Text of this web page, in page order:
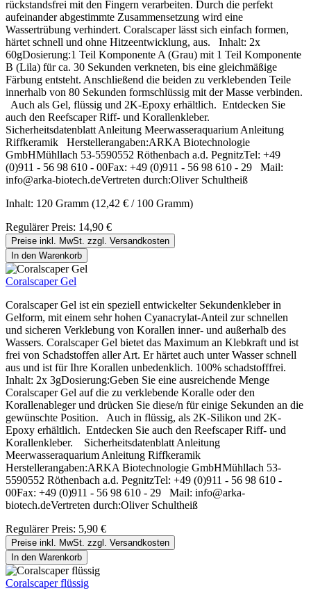
rückstandsfrei mit den Fingern verarbeiten. Durch die perfekt
aufeinander abgestimmte Zusammensetzung wird eine
Wassertrübung verhindert. Coralscaper lässt sich einfach formen,
härtet schnell und ohne Hitzeentwicklung, aus. Inhalt: 2x
60gDosierung:1 Teil Komponente A (Grau) mit 1 Teil Komponente
B (Lila) für ca. 30 Sekunden verkneten, bis eine gleichmäßige
Färbung entsteht. Anschließend die beiden zu verklebenden Teile
innerhalb von 80 Sekunden formschlüssig mit der Masse verbinden.
Auch als Gel, flüssig und 2K-Epoxy erhältlich. Entdecken Sie
auch den Reefscaper Riff- und Korallenkleber.
Sicherheitsdatenblatt Anleitung Meerwasseraquarium Anleitung
Riffkeramik Herstellerangaben:ARKA Biotechnologie
GmbHMühllach 53-5590552 Röthenbach a.d. PegnitzTel: +49
(0)911 - 56 98 610 - 00Fax: +49 (0)911 - 56 98 610 - 29 Mail:
info@arka-biotech.deVertreten durch:Oliver Schultheiß
Inhalt: 120 Gramm (12,42 € / 100 Gramm)
Regulärer Preis: 14,90 €
Preise inkl. MwSt. zzgl. Versandkosten
In den Warenkorb
Coralscaper Gel
Coralscaper Gel ist ein speziell entwickelter Sekundenkleber in
Gelform, mit einem sehr hohen Cyanacrylat-Anteil zur schnellen
und sicheren Verklebung von Korallen inner- und außerhalb des
Wassers. Coralscaper Gel bietet das Maximum an Klebkraft und ist
frei von Schadstoffen aller Art. Er härtet auch unter Wasser schnell
aus und ist für Ihre Korallen unbedenklich. 100% schadstofffrei.
Inhalt: 2x 3gDosierung:Geben Sie eine ausreichende Menge
Coralscaper Gel auf die zu verklebende Koralle oder den
Korallenableger und drücken Sie diese/n für einige Sekunden an die
gewünschte Position. Auch in flüssig, als 2K-Silikon und 2K-
Epoxy erhältlich. Entdecken Sie auch den Reefscaper Riff- und
Korallenkleber. Sicherheitsdatenblatt Anleitung
Meerwasseraquarium Anleitung Riffkeramik
Herstellerangaben:ARKA Biotechnologie GmbHMühllach 53-
5590552 Röthenbach a.d. PegnitzTel: +49 (0)911 - 56 98 610 -
00Fax: +49 (0)911 - 56 98 610 - 29 Mail: info@arka-
biotech.deVertreten durch:Oliver Schultheiß
Regulärer Preis: 5,90 €
Preise inkl. MwSt. zzgl. Versandkosten
In den Warenkorb
Coralscaper flüssig